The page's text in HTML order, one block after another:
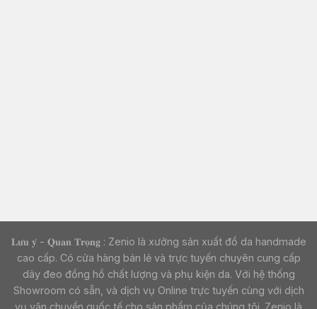
𝐋𝐮̛𝐮 𝐲́ - 𝐐𝐮𝐚𝐧 𝐓𝐫𝐨̣𝐧𝐠 : Zenio là xưởng sản xuất đồ da handmade
cao cấp. Có cửa hàng bán lẻ và trực tuyến chuyên cung cấp
dây đeo đồng hồ chất lượng và phụ kiện da. Với hệ thống
Showroom có sẵn, và dịch vụ Online trực tuyến cùng với dịch